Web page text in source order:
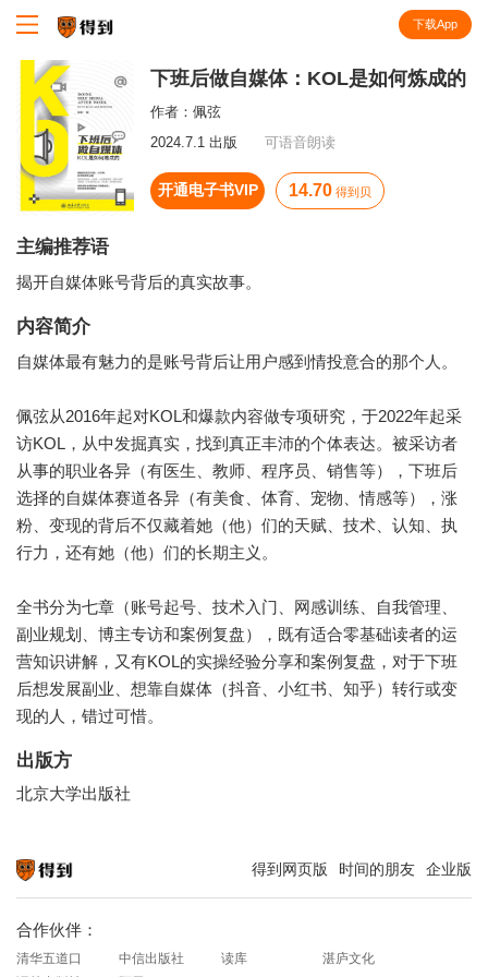
下载App
下班后做自媒体：KOL是如何炼成的
作者： 佩弦
2024.7.1 出版
可语音朗读
开通电子书VIP 14.70 得到贝
主编推荐语
揭开自媒体账号背后的真实故事。
内容简介
自媒体最有魅力的是账号背后让用户感到情投意合的那个人。
佩弦从2016年起对KOL和爆款内容做专项研究，于2022年起采
访KOL，从中发掘真实，找到真正丰沛的个体表达。被采访者
从事的职业各异（有医生、教师、程序员、销售等），下班后
选择的自媒体赛道各异（有美食、体育、宠物、情感等），涨
粉、变现的背后不仅藏着她（他）们的天赋、技术、认知、执
行力，还有她（他）们的长期主义。
全书分为七章（账号起号、技术入门、网感训练、自我管理、
副业规划、博主专访和案例复盘），既有适合零基础读者的运
营知识讲解，又有KOL的实操经验分享和案例复盘，对于下班
后想发展副业、想靠自媒体（抖音、小红书、知乎）转行或变
现的人，错过可惜。
出版方
北京大学出版社
得到网页版 时间的朋友 企业版
合作伙伴：
清华五道口 中信出版社 读库
湛庐文化